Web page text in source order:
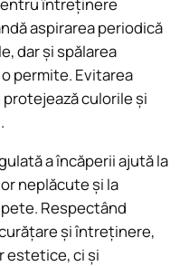
aspirarea periodică
dar și spălarea
permite. Evitarea
culorile și
a încăperii ajută la
neplăcute și la
Respectând
și întreținere,
estetice, ci și